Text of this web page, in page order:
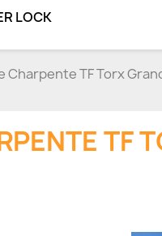
LOCK
Charpente TF Torx
TF